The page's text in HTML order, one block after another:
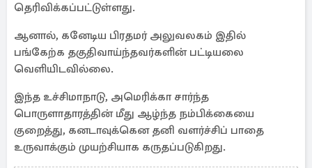
தெரிவிக்கப்பட்டுள்ளது.
ஆனால், கனேடிய பிரதமர் அலுவலகம் இதில்
பங்கேற்க தகுதிவாய்ந்தவர்களின் பட்டியலை
வெளியிடவில்லை.
இந்த உச்சிமாநாடு, அமெரிக்கா சார்ந்த
பொருளாதாரத்தின் மீது ஆழ்ந்த நம்பிக்கையை
குறைத்து, கனடாவுக்கென தனி வளர்ச்சிப் பாதை
உருவாக்கும் முயற்சியாக கருதப்படுகிறது.